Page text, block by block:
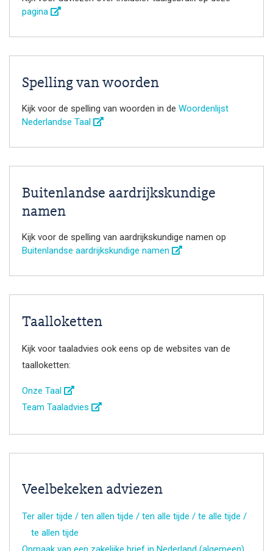
pagina
Spelling van woorden
Kijk voor de spelling van woorden in de Woordenlijst
Nederlandse Taal
Buitenlandse aardrijkskundige
namen
Kijk voor de spelling van aardrijkskundige namen op
Buitenlandse aardrijkskundige namen
Taalloketten
Kijk voor taaladvies ook eens op de websites van de
taalloketten:
Onze Taal
Team Taaladvies
Veelbekeken adviezen
Ter aller tijde / ten allen tijde / ten alle tijde / te alle tijde /
te allen tijde